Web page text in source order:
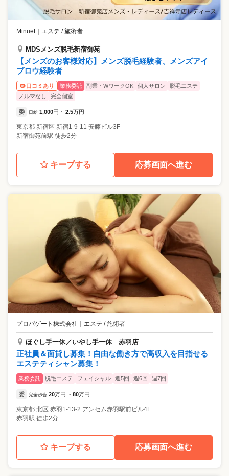
Minuet｜ エステ / 施術者
MDSメンズ脱毛新宿御苑
【メンズのお客様対応】メンズ脱毛経験者、メンズアイ
ブロウ経験者
口コミあり 業務委託 副業・WワークOK 個人サロン
脱毛エステ
ノルマなし
完全個室
委 日給 1,000円 ~ 2.5万円
東京都 新宿区 新宿1-9-11 安藤ビル3F
新宿御苑前駅 徒歩2分
キープする 応募画面へ進む
プロパゲート株式会社 エステ / 施術者
ほぐし手一休／いやし手一休 赤羽店
正社員＆面貸し募集！自由な働き方で高収入を目指せる
エステティシャン募集！
業務委託 脱毛エステ フェイシャル 週5回 週6回 週7回
委 完全歩合 20万円 ~ 80万円
東京都 北区 赤羽1-13-2 アンセム赤羽駅前ビル4F
赤羽駅 徒歩2分
キープする 応募画面へ進む